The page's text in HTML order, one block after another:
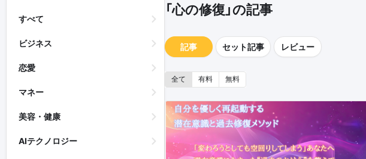
すべて
ビジネス
恋愛
マネー
美容・健康
AIテクノロジー
「心の修復」の記事
記事 セット記事 レビュー
全て 有料 無料